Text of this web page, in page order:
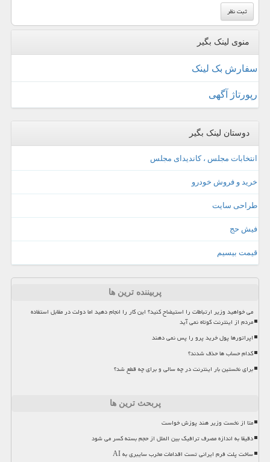
منوی لینک بگیر
سفارش بک لینک
رپورتاژ آگهی
دوستان لینک بگیر
انتخابات مجلس ، کاندیدای مجلس
خرید و فروش خودرو
طراحی سایت
فیش حج
قیمت بیسیم
پربیننده ترین ها
می خواهید وزیر ارتباطات را استیضاح کنید؟ این کار را انجام دهید اما دولت در مقابل استفاده
مردم از اینترنت کوتاه نمی آید
اپراتورها پول خرید پرو را پس نمی دهند
کدام حساب ها حذف شدند؟
برای نخستین بار اینترنت در چه سالی و برای چه قطع شد؟
پربحث ترین ها
متا از نخست وزیر هند پوزش خواست
دقیقا به اندازه مصرف ترافیک بین الملل از حجم بسته کسر می شود
ساخت پلت فرم ایرانی تست اقدامات مخرب سایبری به AI